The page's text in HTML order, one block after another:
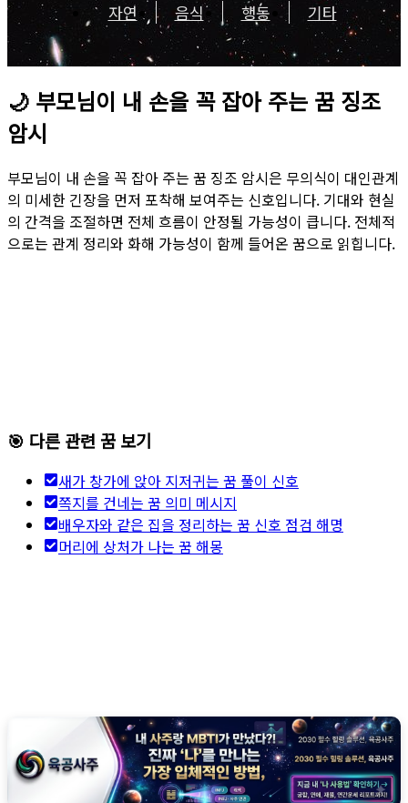
자연 음식 행동 기타
🌙 부모님이 내 손을 꼭 잡아 주는 꿈 징조
암시
부모님이 내 손을 꼭 잡아 주는 꿈 징조 암시은 무의식이 대인관계
의 미세한 긴장을 먼저 포착해 보여주는 신호입니다. 기대와 현실
의 간격을 조절하면 전체 흐름이 안정될 가능성이 큽니다. 전체적
으로는 관계 정리와 화해 가능성이 함께 들어온 꿈으로 읽힙니다.
🎯 다른 관련 꿈 보기
새가 창가에 앉아 지저귀는 꿈 풀이 신호
쪽지를 건네는 꿈 의미 메시지
배우자와 같은 집을 정리하는 꿈 신호 점검 해명
머리에 상처가 나는 꿈 해몽